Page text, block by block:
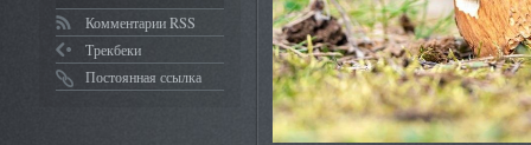
Комментарии RSS
Трекбеки
Постоянная ссылка